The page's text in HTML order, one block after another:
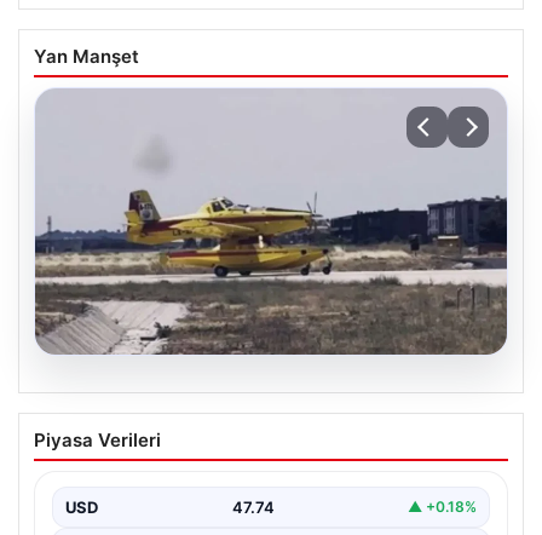
Yan Manşet
Yurt Dışında Görev Alan 4 Yangın
Söndürme Uçağı Türkiye’ye Geri Döndü
göre, yaz boyunca İspanya ve Fransa’da çıkan orman…
Piyasa Verileri
USD 47.74 ▲ +0.18%